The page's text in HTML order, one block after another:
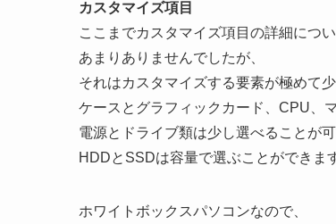
カスタマイズ項目
ここまでカスタマイズ項目の詳細につ
あまりありませんでしたが、
それはカスタマイズする要素が極めて
ケースとグラフィックカード、CPU、
電源とドライブ類は少し選べることが
HDDとSSDは容量で選ぶことができま
ホワイトボックスパソコンなので、